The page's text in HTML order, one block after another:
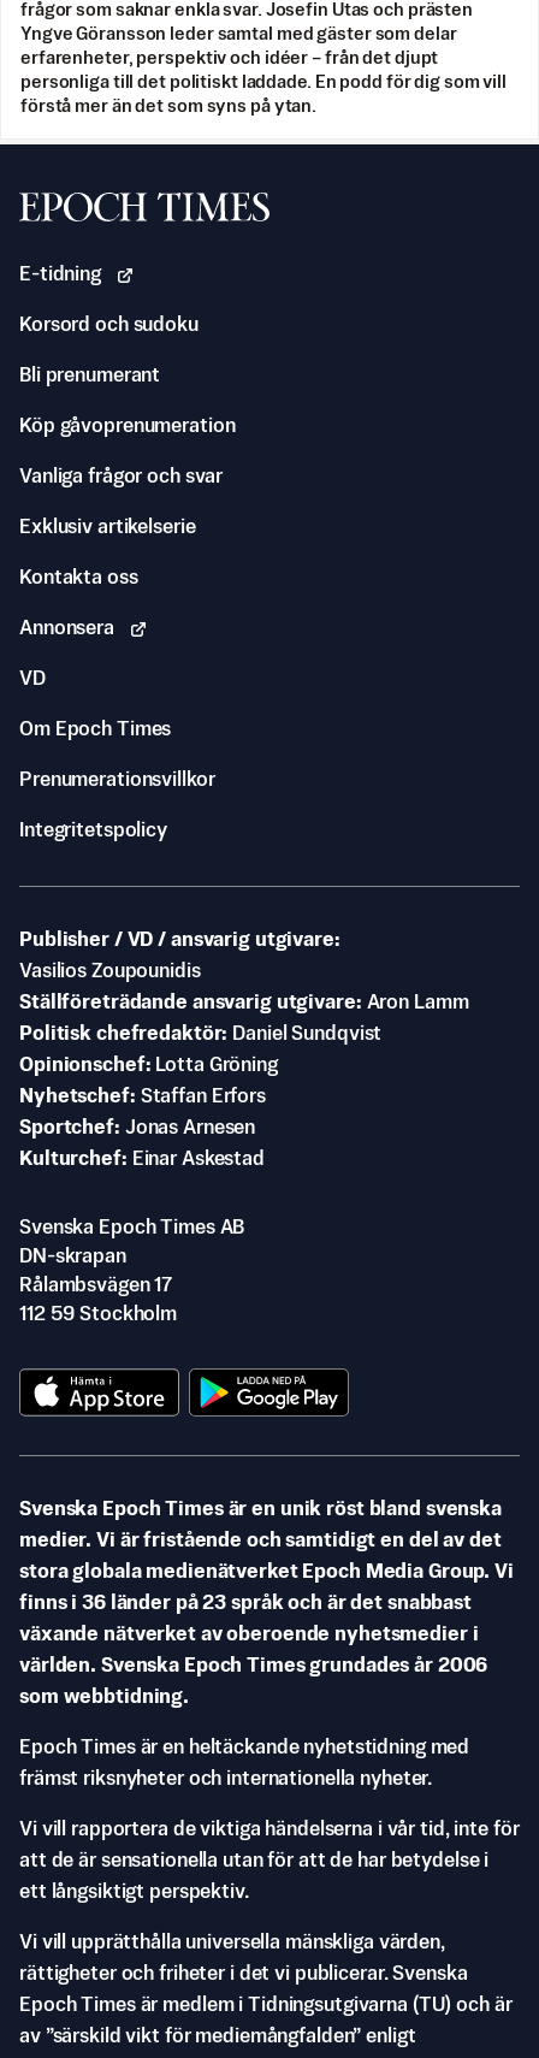
frågor som saknar enkla svar. Josefin Utas och prästen
Yngve Göransson leder samtal med gäster som delar
erfarenheter, perspektiv och idéer – från det djupt
personliga till det politiskt laddade. En podd för dig som vill
förstå mer än det som syns på ytan.
Svenska Epoch Times
E-tidning
Korsord och sudoku
Bli prenumerant
Köp gåvoprenumeration
Vanliga frågor och svar
Exklusiv artikelserie
Kontakta oss
Annonsera
VD
Om Epoch Times
Prenumerationsvillkor
Integritetspolicy
Publisher / VD / ansvarig utgivare
Vasilios Zoupounidis
Ställföreträdande ansvarig utgivare Aron Lamm
Politisk chefredaktör
Daniel Sundqvist
Opinionschef
Lotta Gröning
Nyhetschef Staffan Erfors
Sportchef Jonas Arnesen
Kulturchef
Einar Askestad
Svenska Epoch Times AB
DN-skrapan
Rålambsvägen 17
112 59 Stockholm
Svenska Epoch Times är en unik röst bland svenska
medier. Vi är fristående och samtidigt en del av det
stora globala medienätverket Epoch Media Group. Vi
finns i 36 länder på 23 språk och är det snabbast
växande nätverket av oberoende nyhetsmedier i
världen. Svenska Epoch Times grundades år 2006
som webbtidning.
Epoch Times är en heltäckande nyhetstidning med
främst riksnyheter och internationella nyheter.
Vi vill rapportera de viktiga händelserna i vår tid, inte för
att de är sensationella utan för att de har betydelse i
ett långsiktigt perspektiv.
Vi vill upprätthålla universella mänskliga värden,
rättigheter och friheter i det vi publicerar. Svenska
Epoch Times är medlem i Tidningsutgivarna (TU) och är
av ”särskild vikt för mediemångfalden” enligt